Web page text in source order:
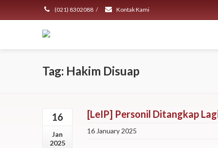
(021) 8302088 / Kontak Kami
Tag: Hakim Disuap
16
Jan
2025
[LeIP] Personil Ditangkap
16 January 2025